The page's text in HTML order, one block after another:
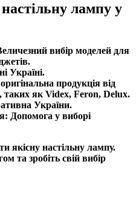
лампу у
вибір моделей для
Україні.
продукція від
таких як Videx, Feron, Delux.
України.
Допомога у виборі
якісну настільну лампу.
та зробіть свій вибір